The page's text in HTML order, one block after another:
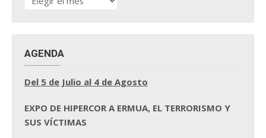
DE
AGENDA
Del 5 de Julio al 4 de Agosto
EXPO DE HIPERCOR A ERMUA, EL TERRORISMO Y
SUS VÍCTIMAS